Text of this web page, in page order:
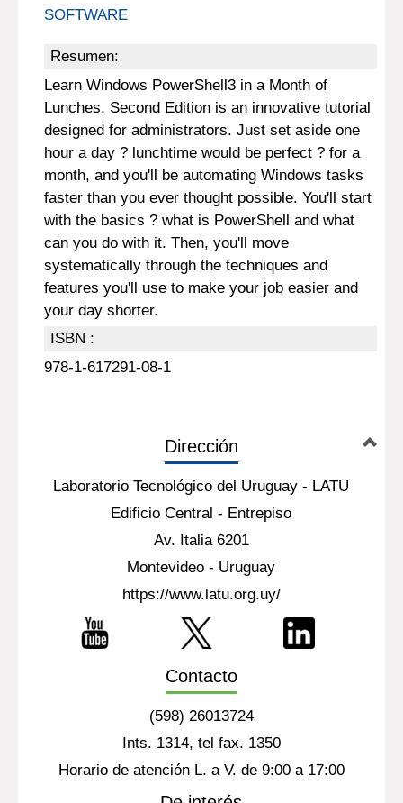
SOFTWARE
Resumen:
Learn Windows PowerShell3 in a Month of
Lunches, Second Edition is an innovative tutorial
designed for administrators. Just set aside one
hour a day ? lunchtime would be perfect ? for a
month, and you'll be automating Windows tasks
faster than you ever thought possible. You'll start
with the basics ? what is PowerShell and what
can you do with it. Then, you'll move
systematically through the techniques and
features you'll use to make your job easier and
your day shorter.
ISBN :
978-1-617291-08-1
Dirección
Laboratorio Tecnológico del Uruguay - LATU
Edificio Central - Entrepiso
Av. Italia 6201
Montevideo - Uruguay
https://www.latu.org.uy/
Contacto
(598) 26013724
Ints. 1314, tel fax. 1350
Horario de atención L. a V. de 9:00 a 17:00